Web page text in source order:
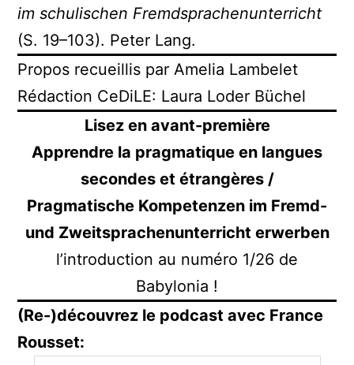
im schulischen Fremdsprachenunterricht
(S. 19–103). Peter Lang.
Propos recueillis par Amelia Lambelet
Rédaction CeDiLE: Laura Loder Büchel
Lisez en avant-première
Apprendre la pragmatique en langues
secondes et étrangères /
Pragmatische Kompetenzen im Fremd-
und Zweitsprachenunterricht erwerben
l’introduction au numéro 1/26 de
Babylonia !
(Re-)découvrez le podcast avec France
Rousset: